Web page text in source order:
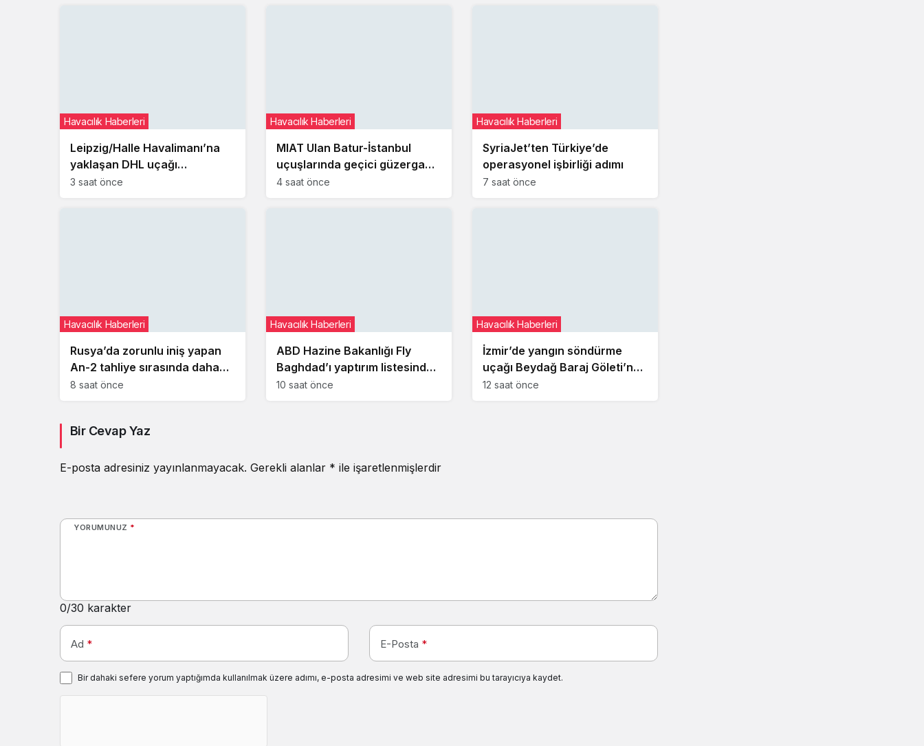
Leipzig/Halle Havalimanı’na
yaklaşan DHL uçağı
bilinmeyen cisimle çarpıştı
Havacılık Haberleri
3 saat önce
MIAT Ulan Batur-İstanbul
uçuşlarında geçici güzergah
değişikliğine gitti
Havacılık Haberleri
4 saat önce
SyriaJet’ten Türkiye’de
operasyonel işbirliği adımı
Havacılık Haberleri
7 saat önce
Rusya’da zorunlu iniş yapan
An-2 tahliye sırasında daha
ağır hasar gördü
Havacılık Haberleri
8 saat önce
ABD Hazine Bakanlığı Fly
Baghdad’ı yaptırım listesinden
çıkardı
Havacılık Haberleri
10 saat önce
İzmir’de yangın söndürme
uçağı Beydağ Baraj Göleti’nde
yeniden havalanamadı
Havacılık Haberleri
12 saat önce
Bir Cevap Yaz
E-posta adresiniz yayınlanmayacak. Gerekli alanlar * ile işaretlenmişlerdir
YORUMUNUZ *
0/30 karakter
Ad * E-Posta *
Bir dahaki sefere yorum yaptığımda kullanılmak üzere adımı, e-posta adresimi ve web site adresimi bu tarayıcıya kaydet.